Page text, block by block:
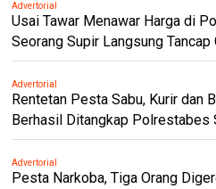
Advertorial
Usai Tawar Menawar Harga di
Seorang Supir Langsung Tancap
Advertorial
Rentetan Pesta Sabu, Kurir dan
Berhasil Ditangkap Polrestabes
Advertorial
Pesta Narkoba, Tiga Orang